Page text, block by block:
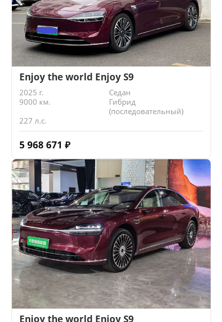
Enjoy the world Enjoy S9
2025 г.
Седан
9000 км.
Гибрид
(последовательный)
227 л.с.
5 968 671 ₽
Enjoy the world Enjoy S9